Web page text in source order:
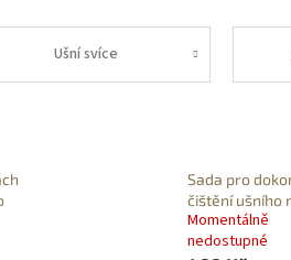
Ušní svíce
Sada pro
čištění ušního
Momentálně
nedostupné